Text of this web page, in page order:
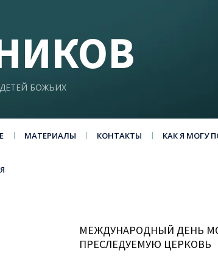
БОЖЬИХ
МАТЕРИАЛЫ КОНТАКТЫ КАК Я МОГУ
МЕЖДУНАРОДНЫЙ ДЕНЬ
ПРЕСЛЕДУЕМУЮ ЦЕРКОВЬ